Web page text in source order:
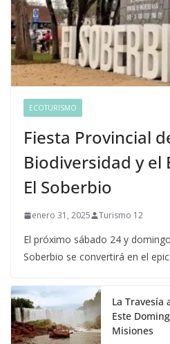
ECOTURISMO
Fiesta Provincial
Biodiversidad y el
El Soberbio
enero 31, 2025 Turismo 12
El próximo sábado 24 y
Soberbio se convertirá en el
La Travesía
Este
Misiones